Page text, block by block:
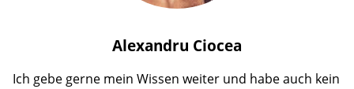
Alexandru Ciocea
Ich gebe gerne mein Wissen weiter und habe auch kein